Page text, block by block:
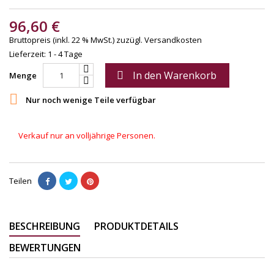
96,60 €
Bruttopreis (inkl. 22 % MwSt.) zuzügl. Versandkosten
Lieferzeit: 1 - 4 Tage
Menge
 In den Warenkorb
 Nur noch wenige Teile verfügbar
Verkauf nur an volljährige Personen.
Teilen
BESCHREIBUNG
PRODUKTDETAILS
BEWERTUNGEN